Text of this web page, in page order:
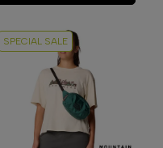
SPECIAL SALE